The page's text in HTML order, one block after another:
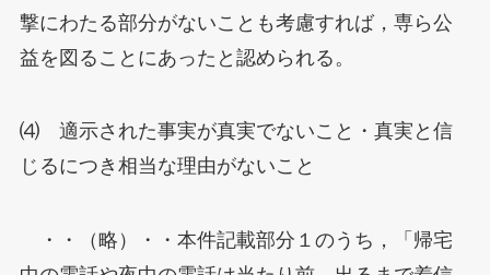
撃にわたる部分がないことも考慮すれば，専ら公
益を図ることにあったと認められる。
⑷ 適示された事実が真実でないこと・真実と信
じるにつき相当な理由がないこと
・・（略）・・本件記載部分１のうち，「帰宅